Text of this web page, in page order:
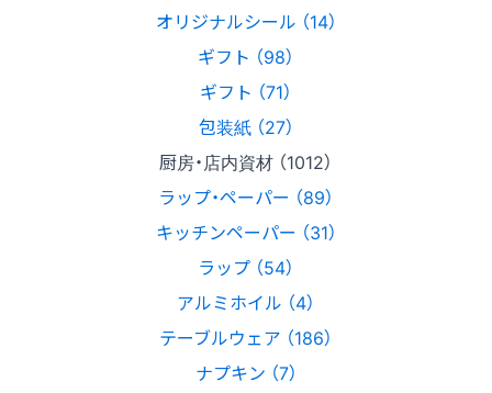
オリジナルシール （14）
ギフト （98）
ギフト （71）
包装紙 （27）
厨房・店内資材 （1012）
ラップ・ペーパー （89）
キッチンペーパー （31）
ラップ （54）
アルミホイル （4）
テーブルウェア （186）
ナプキン （7）